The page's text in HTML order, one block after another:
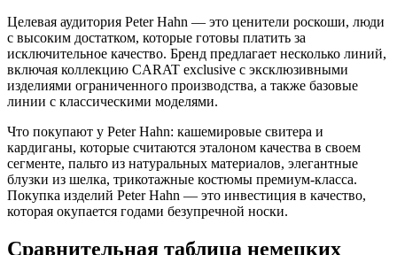
Целевая аудитория Peter Hahn — это ценители роскоши, люди
с высоким достатком, которые готовы платить за
исключительное качество. Бренд предлагает несколько линий,
включая коллекцию CARAT exclusive с эксклюзивными
изделиями ограниченного производства, а также базовые
линии с классическими моделями.
Что покупают у Peter Hahn: кашемировые свитера и
кардиганы, которые считаются эталоном качества в своем
сегменте, пальто из натуральных материалов, элегантные
блузки из шелка, трикотажные костюмы премиум-класса.
Покупка изделий Peter Hahn — это инвестиция в качество,
которая окупается годами безупречной носки.
Сравнительная таблица немецких